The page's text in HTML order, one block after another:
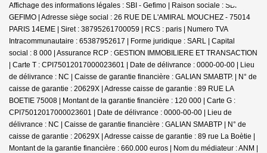
Affichage des informations légales : SBI - Gefimo | Raison sociale : SBI
GEFIMO | Adresse siège social : 26 RUE DE L'AMIRAL MOUCHEZ - 75014
PARIS 14EME | Siret : 38795261700059 | RCS : paris | Numero TVA
Intracommunautaire : 65387952617 | Forme juridique : SARL | Capital
social : 8 000 | Assurance RCP : GESTION IMMOBILIERE ET TRANSACTION
| Carte T : CPI75012017000023601 | Date de délivrance : 0000-00-00 | Lieu
de délivrance : NC | Caisse de garantie financière : GALIAN SMABTP. | N° de
caisse de garantie : 20629X | Adresse caisse de garantie : 89 RUE LA
BOETIE 75008 | Montant de la garantie financière : 120 000 | Carte G :
CPI75012017000023601 | Date de délivrance : 0000-00-00 | Lieu de
délivrance : NC | Caisse de garantie financière : GALIAN SMABTP | N° de
caisse de garantie : 20629X | Adresse caisse de garantie : 89 rue La Boètie |
Montant de la garantie financière : 660.000 euros | Nom du médiateur : ANM |